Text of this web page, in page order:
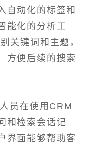
自动化的标签和
能化的分析工
关键词和主题，
方便后续的搜索
员在使用CRM
和检索会话记
界面能够帮助客